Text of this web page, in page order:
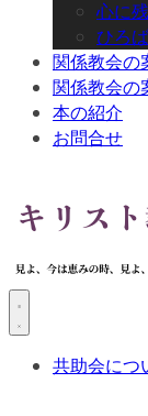
心に
ひろば
関係教会の
関係教会の
本の紹介
お問合せ
共助会につ